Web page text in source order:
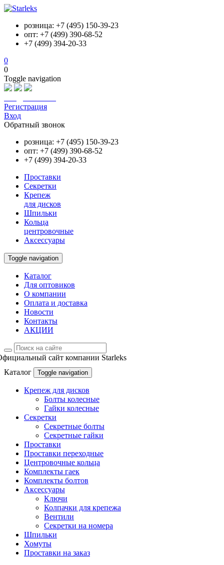
розница: +7 (495) 150-39-23
опт: +7 (499) 390-68-52
+7 (499) 394-20-33
0
0
Toggle navigation
Регистрация
Вход
Обратный звонок
розница: +7 (495) 150-39-23
опт: +7 (499) 390-68-52
+7 (499) 394-20-33
Проставки
Секретки
Крепеж
для дисков
Шпильки
Кольца
центровочные
Аксессуары
Toggle navigation
Каталог
Для оптовиков
О компании
Оплата и доставка
Новости
Контакты
АКЦИИ
сайт компании Starleks
Каталог
Toggle navigation
Крепеж для дисков
Болты колесные
Гайки колесные
Секретки
Секретные болты
Секретные гайки
Проставки
Проставки переходные
Центровочные кольца
Комплекты гаек
Комплекты болтов
Аксессуары
Ключи
Колпачки для крепежа
Вентили
Секретки на номера
Шпильки
Хомуты
Проставки на заказ